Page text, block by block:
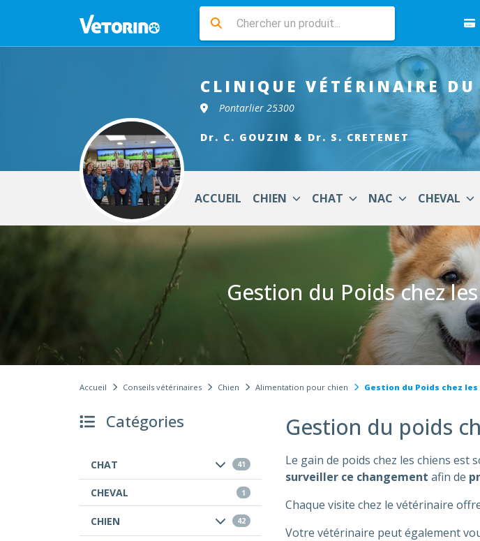
CLINIQUE VÉTÉRINAIREDU
Pontarlier 25300
Dr. C. GOUZIN & Dr. S. CRETENET
ACCUEIL CHIEN CHAT NAC CHEVAL
Gestion du Poids chez
Accueil Conseils vétérinaires Chien Alimentation pour chien Gestion du Poids chez
Catégories
CHAT 41
CHEVAL 1
CHIEN 42
Gestion du poids
Le gain de poids chez les chiens
surveiller ce changement afin de
Chaque visite chez le vétérinaire
Votre vétérinaire peut également